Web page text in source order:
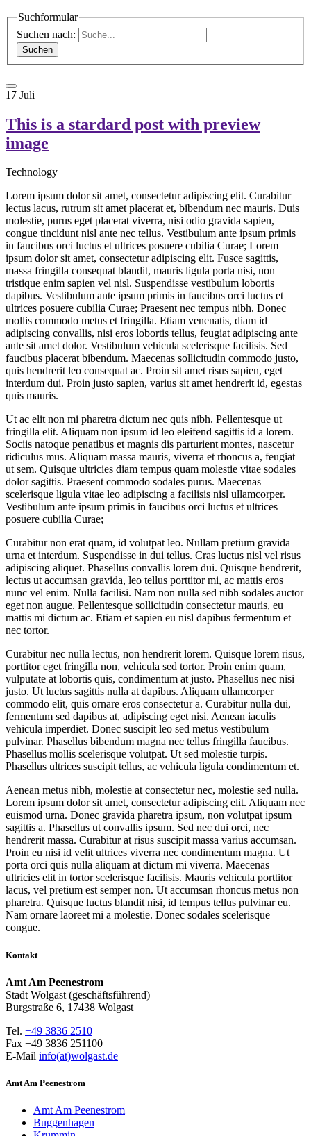
Suchformular
Suchen nach:
17 Juli
This is a stardard post with preview
image
Technology
Lorem ipsum dolor sit amet, consectetur adipiscing elit. Curabitur
lectus lacus, rutrum sit amet placerat et, bibendum nec mauris. Duis
molestie, purus eget placerat viverra, nisi odio gravida sapien,
congue tincidunt nisl ante nec tellus. Vestibulum ante ipsum primis
in faucibus orci luctus et ultrices posuere cubilia Curae; Lorem
ipsum dolor sit amet, consectetur adipiscing elit. Fusce sagittis,
massa fringilla consequat blandit, mauris ligula porta nisi, non
tristique enim sapien vel nisl. Suspendisse vestibulum lobortis
dapibus. Vestibulum ante ipsum primis in faucibus orci luctus et
ultrices posuere cubilia Curae; Praesent nec tempus nibh. Donec
mollis commodo metus et fringilla. Etiam venenatis, diam id
adipiscing convallis, nisi eros lobortis tellus, feugiat adipiscing ante
ante sit amet dolor. Vestibulum vehicula scelerisque facilisis. Sed
faucibus placerat bibendum. Maecenas sollicitudin commodo justo,
quis hendrerit leo consequat ac. Proin sit amet risus sapien, eget
interdum dui. Proin justo sapien, varius sit amet hendrerit id, egestas
quis mauris.
Ut ac elit non mi pharetra dictum nec quis nibh. Pellentesque ut
fringilla elit. Aliquam non ipsum id leo eleifend sagittis id a lorem.
Sociis natoque penatibus et magnis dis parturient montes, nascetur
ridiculus mus. Aliquam massa mauris, viverra et rhoncus a, feugiat
ut sem. Quisque ultricies diam tempus quam molestie vitae sodales
dolor sagittis. Praesent commodo sodales purus. Maecenas
scelerisque ligula vitae leo adipiscing a facilisis nisl ullamcorper.
Vestibulum ante ipsum primis in faucibus orci luctus et ultrices
posuere cubilia Curae;
Curabitur non erat quam, id volutpat leo. Nullam pretium gravida
urna et interdum. Suspendisse in dui tellus. Cras luctus nisl vel risus
adipiscing aliquet. Phasellus convallis lorem dui. Quisque hendrerit,
lectus ut accumsan gravida, leo tellus porttitor mi, ac mattis eros
nunc vel enim. Nulla facilisi. Nam non nulla sed nibh sodales auctor
eget non augue. Pellentesque sollicitudin consectetur mauris, eu
mattis mi dictum ac. Etiam et sapien eu nisl dapibus fermentum et
nec tortor.
Curabitur nec nulla lectus, non hendrerit lorem. Quisque lorem risus,
porttitor eget fringilla non, vehicula sed tortor. Proin enim quam,
vulputate at lobortis quis, condimentum at justo. Phasellus nec nisi
justo. Ut luctus sagittis nulla at dapibus. Aliquam ullamcorper
commodo elit, quis ornare eros consectetur a. Curabitur nulla dui,
fermentum sed dapibus at, adipiscing eget nisi. Aenean iaculis
vehicula imperdiet. Donec suscipit leo sed metus vestibulum
pulvinar. Phasellus bibendum magna nec tellus fringilla faucibus.
Phasellus mollis scelerisque volutpat. Ut sed molestie turpis.
Phasellus ultrices suscipit tellus, ac vehicula ligula condimentum et.
Aenean metus nibh, molestie at consectetur nec, molestie sed nulla.
Lorem ipsum dolor sit amet, consectetur adipiscing elit. Aliquam nec
euismod urna. Donec gravida pharetra ipsum, non volutpat ipsum
sagittis a. Phasellus ut convallis ipsum. Sed nec dui orci, nec
hendrerit massa. Curabitur at risus suscipit massa varius accumsan.
Proin eu nisi id velit ultrices viverra nec condimentum magna. Ut
porta orci quis nulla aliquam at dictum mi viverra. Maecenas
ultricies elit in tortor scelerisque facilisis. Mauris vehicula porttitor
lacus, vel pretium est semper non. Ut accumsan rhoncus metus non
pharetra. Quisque luctus blandit nisi, id tempus tellus pulvinar eu.
Nam ornare laoreet mi a molestie. Donec sodales scelerisque
congue.
Kontakt
Amt Am Peenestrom
Stadt Wolgast (geschäftsführend)
Burgstraße 6, 17438 Wolgast
Tel. +49 3836 2510
Fax +49 3836 251100
E-Mail info(at)wolgast.de
Amt Am Peenestrom
Amt Am Peenestrom
Buggenhagen